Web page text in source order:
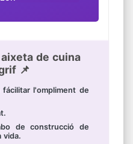
de cuina
📌
l'ompliment de
de construcció de
vida.